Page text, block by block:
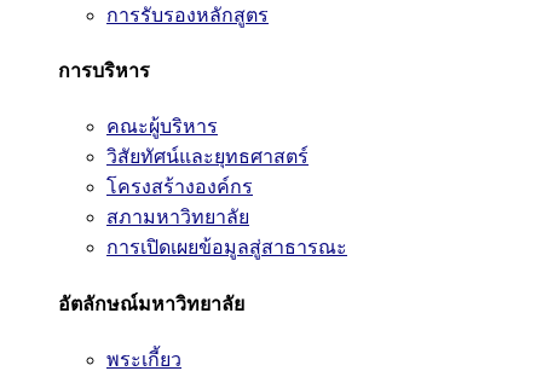
การรับรองหลักสูตร
การบริหาร
คณะผู้บริหาร
วิสัยทัศน์และยุทธศาสตร์
โครงสร้างองค์กร
สภามหาวิทยาลัย
การเปิดเผยข้อมูลสู่สาธารณะ
อัตลักษณ์มหาวิทยาลัย
พระเกี้ยว